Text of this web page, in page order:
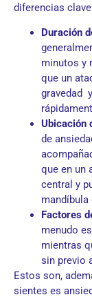
diferencias
Duración
minutos y
que un
gravedad
Ubicación
de
que en un
central y
mandíbula
Factores
menudo
mientras
sin previo
Estos son,
sientes es